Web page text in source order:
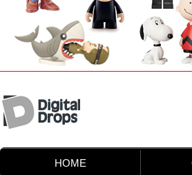
HOME